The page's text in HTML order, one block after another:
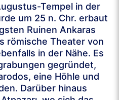
Tempel in der
um 25 n. Chr. erbaut
Ruinen Ankaras
römische Theater von
in der Nähe. Es
gegründet,
eine Höhle und
Darüber hinaus